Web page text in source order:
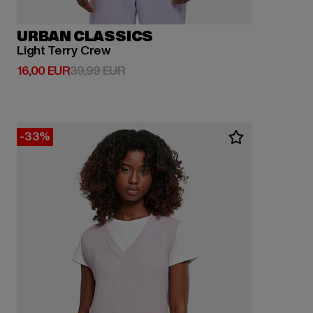
URBAN CLASSICS
Light Terry Crew
16,00 EUR
Derzeitiger Preis: 16,00 EUR
39,99 EURAktionspreis: 39,99 EUR
-33%